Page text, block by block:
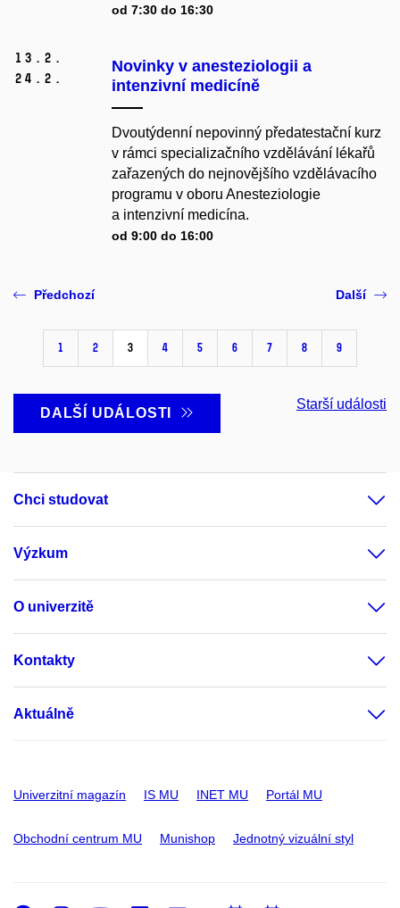
od 7:30 do 16:30
13. 2.
24. 2.
Novinky v anesteziologii a
intenzivní medicíně
Dvoutýdenní nepovinný předatestační kurz
v rámci specializačního vzdělávání lékařů
zařazených do nejnovějšího vzdělávacího
programu v oboru Anesteziologie
a intenzivní medicína.
od 9:00 do 16:00
Předchozí
1 2 3 4 5 6 7 8 9
Další
DALŠÍ UDÁLOSTI
Starší události
Chci studovat
Výzkum
O univerzitě
Kontakty
Aktuálně
Univerzitní magazín IS MU INET MU Portál MU
Obchodní centrum MU Munishop Jednotný vizuální styl